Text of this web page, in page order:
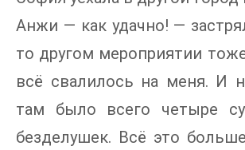
Анжи — как удачно! —
то другом мероприятии
всё свалилось на меня. И
там было всего четыре
безделушек. Всё это